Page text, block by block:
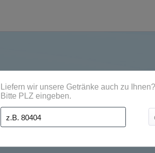
und Postleitzahl-Gebieten geliefert